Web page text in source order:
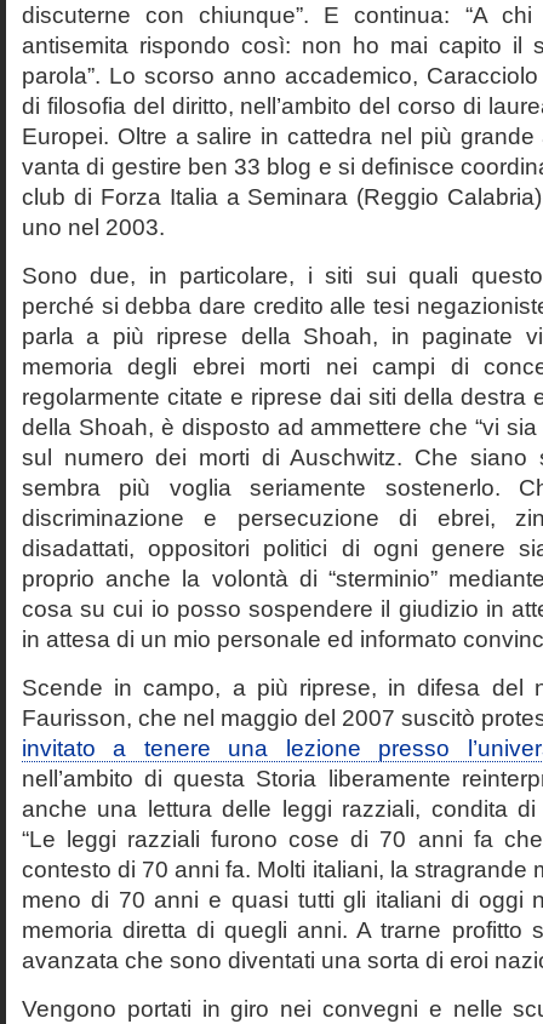
discuterne con chiunque”. E continua: “A
antisemita rispondo così: non ho mai capito il
parola”. Lo scorso anno accademico,
di filosofia del diritto, nell’ambito del corso di
Europei. Oltre a salire in cattedra nel più grande
vanta di gestire ben 33 blog e si definisce
club di Forza Italia a Seminara (Reggio
uno nel 2003.
Sono due, in particolare, i siti sui quali
perché si debba dare credito alle tesi
parla a più riprese della Shoah, in paginate
memoria degli ebrei morti nei campi di
regolarmente citate e riprese dai siti della destra
della Shoah, è disposto ad ammettere che “vi
sul numero dei morti di Auschwitz. Che siano
sembra più voglia seriamente sostenerlo.
discriminazione e persecuzione di ebrei,
disadattati, oppositori politici di ogni genere
proprio anche la volontà di “sterminio”
cosa su cui io posso sospendere il giudizio in
in attesa di un mio personale ed informato
Scende in campo, a più riprese, in difesa del
Faurisson, che nel maggio del 2007 suscitò
invitato a tenere una lezione presso
nell’ambito di questa Storia liberamente
anche una lettura delle leggi razziali, condita di
“Le leggi razziali furono cose di 70 anni fa
contesto di 70 anni fa. Molti italiani, la stragrande
meno di 70 anni e quasi tutti gli italiani di oggi
memoria diretta di quegli anni. A trarne profitto
avanzata che sono diventati una sorta di eroi
Vengono portati in giro nei convegni e nelle